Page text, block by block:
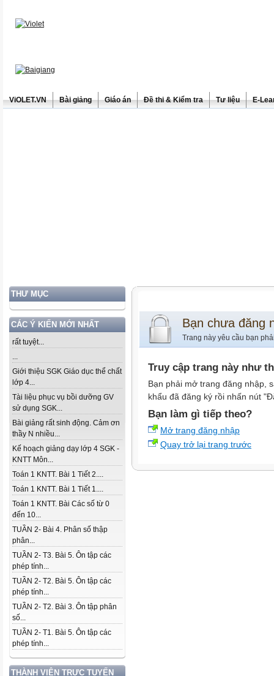
ViOLET.VN Bài giảng Giáo án Đề thi & Kiểm tra Tư liệu E-
THƯ MỤC
CÁC Ý KIẾN MỚI NHẤT
rất tuyệt...
...
Giới thiệu SGK Giáo dục thể chất
lớp 4...
Tài liệu phục vụ bồi dưỡng GV
sử dụng SGK...
Bài giảng rất sinh động. Cảm ơn
thầy N nhiều...
Kế hoạch giảng dạy lớp 4 SGK -
KNTT Môn...
Toán 1 KNTT. Bài 1 Tiết 2....
Toán 1 KNTT. Bài 1 Tiết 1....
Toán 1 KNTT. Bài Các số từ 0
đến 10...
TUẦN 2- Bài 4. Phân số thập
phân...
TUẦN 2- T3. Bài 5. Ôn tập các
phép tính...
TUẦN 2- T2. Bài 5. Ôn tập các
phép tính...
TUẦN 2- T2. Bài 3. Ôn tập phân
số...
TUẦN 2- T1. Bài 5. Ôn tập các
phép tính...
THÀNH VIÊN TRỰC TUYẾN
Bạn chưa đăng
Trang này yêu cầu bạn
Truy cập trang này như
Bạn phải mở trang đăng nhập,
khẩu đã đăng ký rồi nhấn nút
Bạn làm gì tiếp theo?
Mở trang đăng nhập
Quay trở lại trang trước